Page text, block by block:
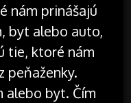
nám prinášajú
byt alebo auto,
tie, ktoré nám
peňaženky.
alebo byt. Čím